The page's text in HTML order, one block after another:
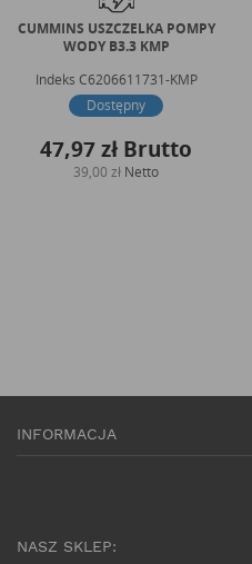
CUMMINS USZCZELKA POMPY
WODY B3.3 KMP
Indeks C6206611731-KMP
Dostępny
47,97 zł Brutto
39,00 zł Netto
INFORMACJA
NASZ SKLEP: